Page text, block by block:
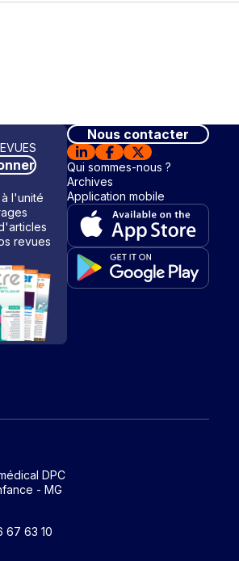
l'unité
revues
Nous contacter
Qui sommes-nous ?
Archives
Application mobile
DPC
- MG
67 63 10